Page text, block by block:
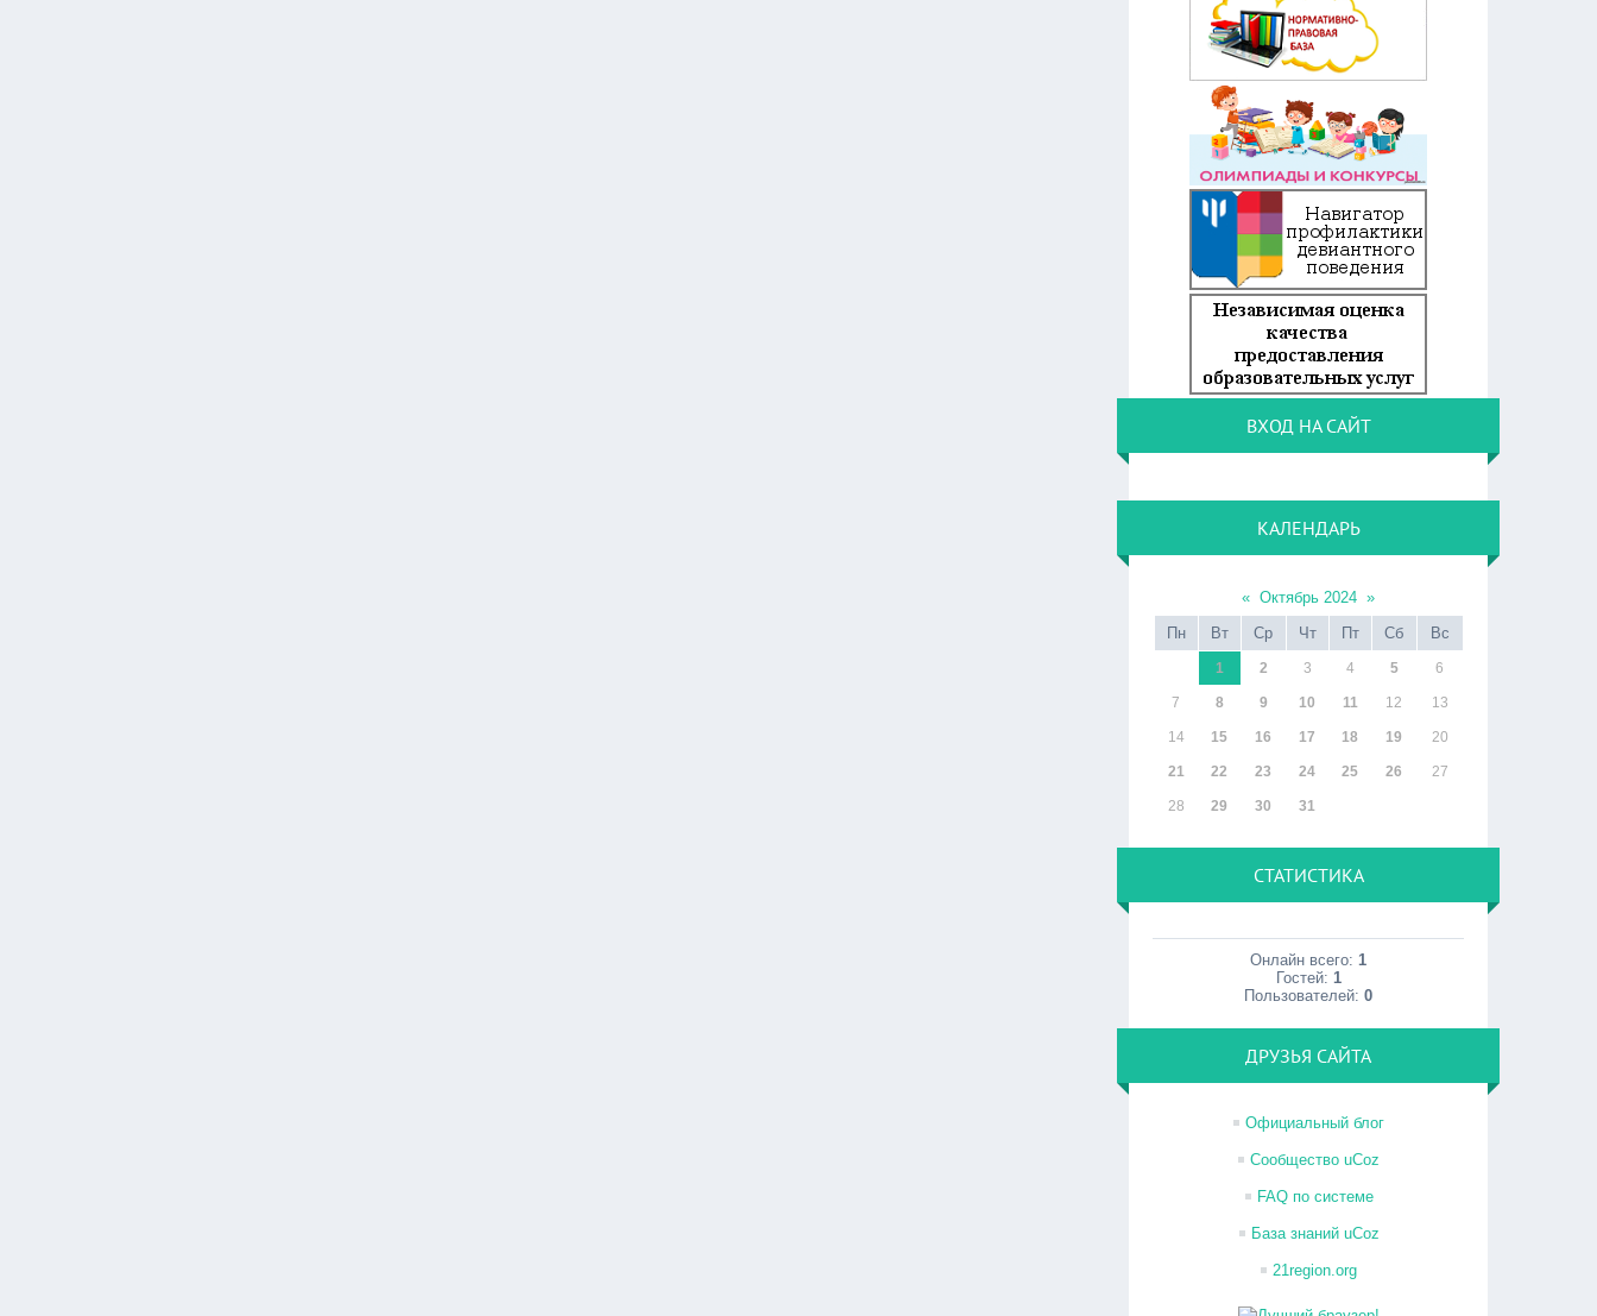
ВХОД НА САЙТ
КАЛЕНДАРЬ
« Октябрь 2024 »
Пн
Вт Ср Чт Пт Сб Вс
1 2 3 4 5 6
7 8 9 10 11 12 13
14 15 16 17 18 19 20
21 22 23 24 25 26 27
28 29 30 31
СТАТИСТИКА
Онлайн всего:1
Гостей: 1
Пользователей:0
ДРУЗЬЯ САЙТА
Официальный блог
Сообщество uCoz
FAQ по системе
База знаний uCoz
21region.org